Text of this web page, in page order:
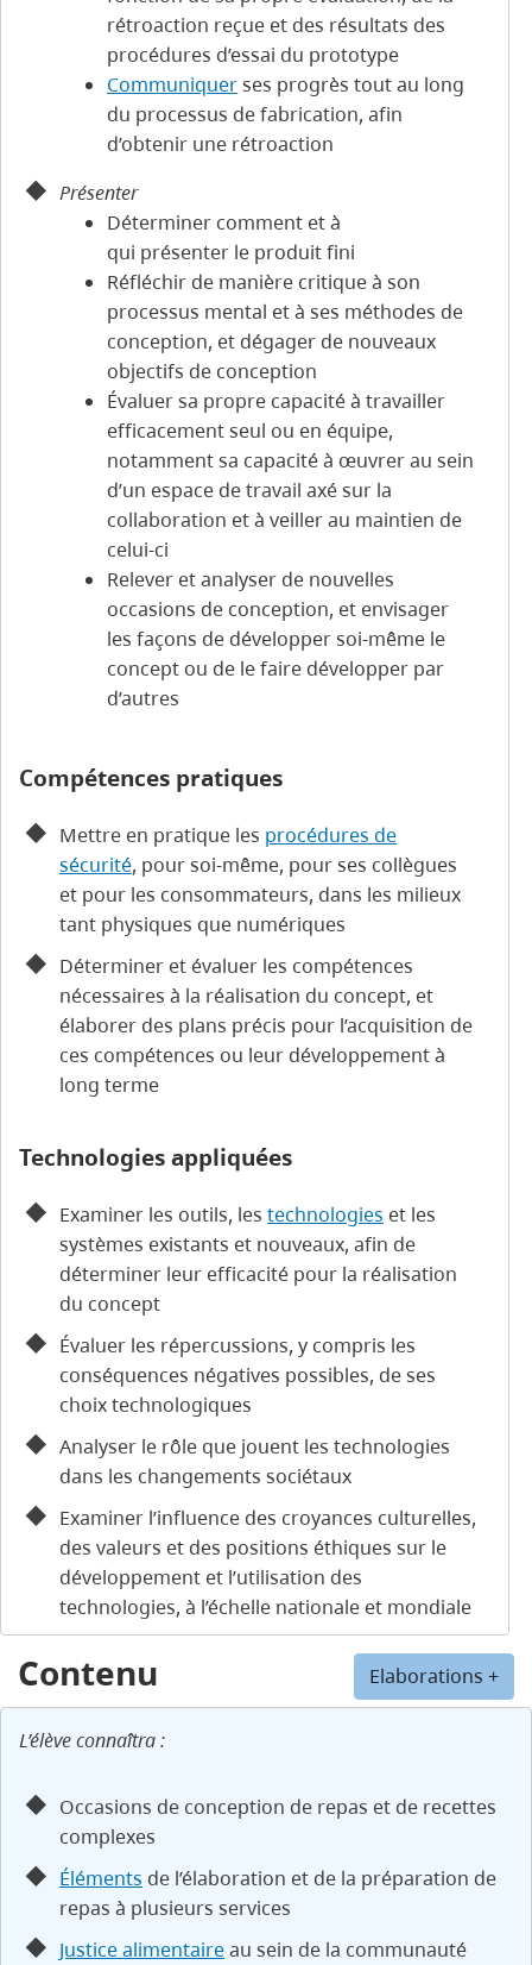
Elaborations +
Contenu
L’élève connaîtra :
Occasions de conception de repas et de recettes
complexes
Éléments de l’élaboration et de la préparation de
repas à plusieurs services
Justice alimentaireau sein de la communauté
rétroaction reçue et des résultats des
procédures d’essai du prototype
Communiquerses progrès tout au long
du processus de fabrication, afin
d’obtenir une rétroaction
Présenter
Déterminer comment et à
qui présenter le produit fini
Réfléchir de manière critique à son
processus mental et à ses méthodes de
conception, et dégager de nouveaux
objectifs de conception
Évaluer sa propre capacité à travailler
efficacement seul ou en équipe,
notamment sa capacité à œuvrer au sein
d’un espace de travail axé sur la
collaboration et à veiller au maintien de
celui-ci
Relever et analyser de nouvelles
occasions de conception, et envisager
les façons de développer soi-même le
concept ou de le faire développer par
d’autres
Compétences pratiques
Mettre en pratique les procédures de
sécurité, pour soi-même, pour ses collègues
et pour les consommateurs, dans les milieux
tant physiques que numériques
Déterminer et évaluer les compétences
nécessaires à la réalisation du concept, et
élaborer des plans précis pour l’acquisition de
ces compétences ou leur développement à
long terme
Technologies appliquées
Examiner les outils, les technologies et les
systèmes existants et nouveaux, afin de
déterminer leur efficacité pour la réalisation
du concept
Évaluer les répercussions, y compris les
conséquences négatives possibles, de ses
choix technologiques
Analyser le rôle que jouent les technologies
dans les changements sociétaux
Examiner l’influence des croyances culturelles,
des valeurs et des positions éthiques sur le
développement et l’utilisation des
technologies, à l’échelle nationale et mondiale